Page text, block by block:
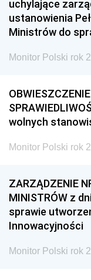
uchylające
ustanowienia
Ministrów do
Monitor Polski rok
wolnych
Monitor Polski rok
ZARZĄDZENIE
MINISTRÓW z
sprawie
Innowacyjności
Monitor Polski rok